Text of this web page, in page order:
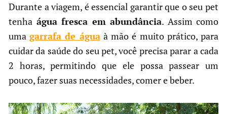
Durante a viagem, é essencial garantir que o seu pet
tenha água fresca em abundância. Assim como
umagarrafa de águaà mão é muito prático, para
cuidar da saúde do seu pet, você precisa parar a cada
2 horas, permitindo que ele possa passear um
pouco, fazer suas necessidades, comer e beber.